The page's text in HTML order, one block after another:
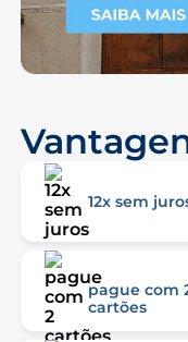
12x sem
pague com
cartões